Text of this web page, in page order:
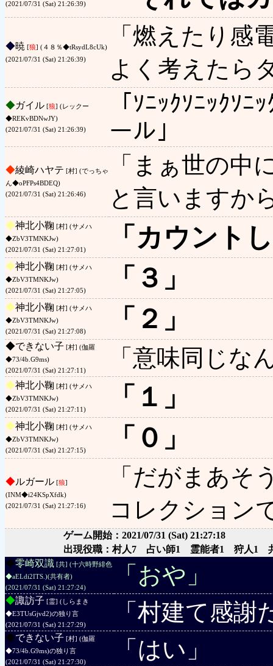
(2021/07/31 (Sat) 21:26:39)
◆暁 [狼] (４８％◆tRsydL8cUk)
(2021/07/31 (Sat) 21:26:39)
「燃えたり感
よく考えたら
◆ガイル [狼] (レックー
◆REKvBDNwJY)
(2021/07/31 (Sat) 21:26:39)
「ｿﾆｯｸｿﾆｯｸｿ
ール」
◆綾崎ハヤテ [村] (でっちゃ
ん◆oPFPs4BDEQ)
(2021/07/31 (Sat) 21:26:46)
「まぁ世の中
と言いますか
◆神北小鞠 [村] (サメハ
◆ZbV3TMNKJw)
(2021/07/31 (Sat) 21:27:01)
「カウント
◆神北小鞠 [村] (サメハ
◆ZbV3TMNKJw)
(2021/07/31 (Sat) 21:27:05)
「３」
◆神北小鞠 [村] (サメハ
◆ZbV3TMNKJw)
(2021/07/31 (Sat) 21:27:08)
「２」
◆できない子 [村] (伽羅
◆73/4b.G9ms)
(2021/07/31 (Sat) 21:27:11)
「意味同じな
◆神北小鞠 [村] (サメハ
◆ZbV3TMNKJw)
(2021/07/31 (Sat) 21:27:11)
「１」
◆神北小鞠 [村] (サメハ
◆ZbV3TMNKJw)
(2021/07/31 (Sat) 21:27:15)
「０」
◆ルガール [狼]
(INM◆i24KSpXfdk)
(2021/07/31 (Sat) 21:27:16)
「だがまあそ
コレクション
ゲーム開始：2021/07/31 (Sat) 21:27:18
出現役職：村人7 占い師1 霊能者1 狩人1
◆零崎双識 [共] (十六時野緋色
◆aELdi2ITS.)(共有者)
(2021/07/31 (Sat) 21:27:24)
「おや」
◆諏訪子 [霊] (しらまき
◆E3TUsGjvd2)の独り言
(2021/07/31 (Sat) 21:27:29)
「村建て感謝
◆できない子 [村] (伽羅
◆73/4b.G9ms)の独り言
(2021/07/31 (Sat) 21:27:30)
「はい」